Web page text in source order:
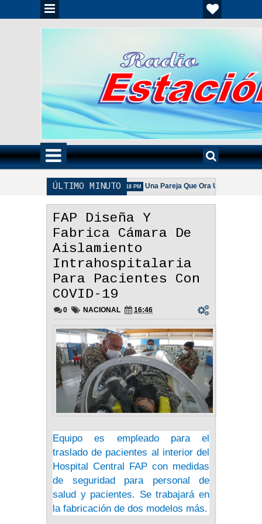
ÚLTIMO MINUTO
Es Importante - Reflexión 3:18 PM
Una Pareja Que Ora Unida. - Reflexión
FAP Diseña Y
Fabrica Cámara De
Aislamiento
Intrahospitalaria
Para Pacientes Con
COVID-19
0 NACIONAL 16:46
Equipo es empleado para el
traslado de pacientes al interior del
Hospital Central FAP con medidas
de seguridad para personal de
salud y pacientes. Se trabajará en
la fabricación de dos modelos más.